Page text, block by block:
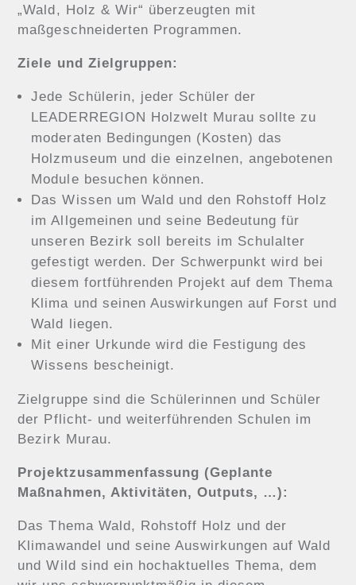
„Wald, Holz & Wir“ überzeugten mit
maßgeschneiderten Programmen.
Ziele und Zielgruppen:
Jede Schülerin, jeder Schüler der
LEADERREGION Holzwelt Murau sollte zu
moderaten Bedingungen (Kosten) das
Holzmuseum und die einzelnen, angebotenen
Module besuchen können.
Das Wissen um Wald und den Rohstoff Holz
im Allgemeinen und seine Bedeutung für
unseren Bezirk soll bereits im Schulalter
gefestigt werden. Der Schwerpunkt wird bei
diesem fortführenden Projekt auf dem Thema
Klima und seinen Auswirkungen auf Forst und
Wald liegen.
Mit einer Urkunde wird die Festigung des
Wissens bescheinigt.
Zielgruppe sind die Schülerinnen und Schüler
der Pflicht- und weiterführenden Schulen im
Bezirk Murau.
Projektzusammenfassung (Geplante
Maßnahmen, Aktivitäten, Outputs, …):
Das Thema Wald, Rohstoff Holz und der
Klimawandel und seine Auswirkungen auf Wald
und Wild sind ein hochaktuelles Thema, dem